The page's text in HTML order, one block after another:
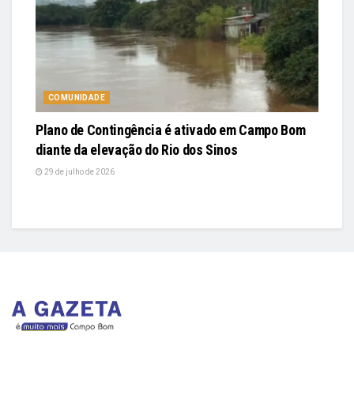
COMUNIDADE
Plano de Contingência é ativado em Campo Bom
diante da elevação do Rio dos Sinos
29 de julho de 2026